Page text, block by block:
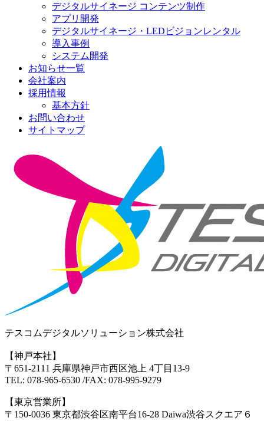
デジタルサイネージ コンテンツ制作
アプリ開発
デジタルサイネージ・LEDビジョンレンタル
導入事例
システム開発
お知らせ一覧
会社案内
採用情報
基本方針
お問い合わせ
サイトマップ
テスコムデジタルソリューション株式会社
【神戸本社】
〒651-2111 兵庫県神戸市西区池上 4丁目13-9
TEL: 078-965-6530 /FAX: 078-995-9279
【東京営業所】
〒150-0036 東京都渋谷区南平台16-28 Daiwa渋谷スクエア６